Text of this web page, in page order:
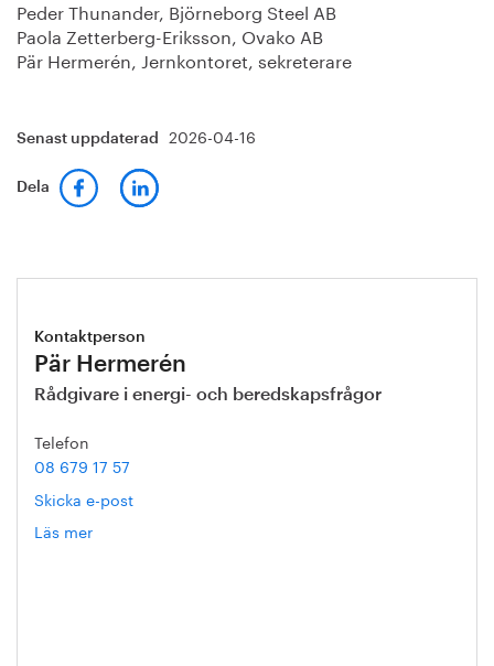
Peder Thunander, Björneborg Steel AB
Paola Zetterberg-Eriksson, Ovako AB
Pär Hermerén, Jernkontoret, sekreterare
Senast uppdaterad 2026-04-16
Dela
Kontaktperson
Pär Hermerén
Rådgivare i energi- och beredskapsfrågor
Telefon
08 679 17 57
Skicka e-post
Läs mer